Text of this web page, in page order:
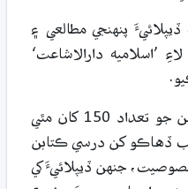
پنهنجي مطالعي ۽
’اسلاميه دارالاشاعت‘
ڏيپلائي صاحب جي ڇپيل ڪتابن جو تعداد 150 کان مٿي
ڏهاڪو کن درسي ڪتابن
جنهن ڏيپلائيءَ کي